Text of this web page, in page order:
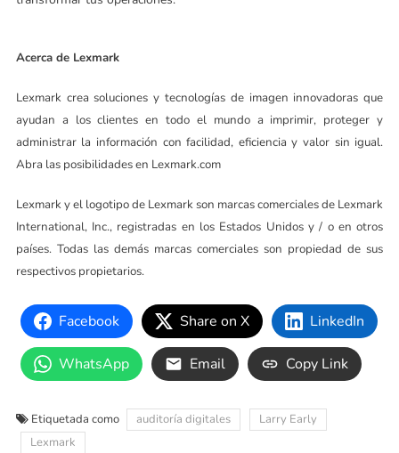
Acerca de Lexmark
Lexmark crea soluciones y tecnologías de imagen innovadoras que
ayudan a los clientes en todo el mundo a imprimir, proteger y
administrar la información con facilidad, eficiencia y valor sin igual.
Abra las posibilidades en Lexmark.com
Lexmark y el logotipo de Lexmark son marcas comerciales de Lexmark
International, Inc., registradas en los Estados Unidos y / o en otros
países. Todas las demás marcas comerciales son propiedad de sus
respectivos propietarios.
Facebook Share on X LinkedIn
WhatsApp Email Copy Link
Etiquetada como auditoría digitales
Larry Early
Lexmark